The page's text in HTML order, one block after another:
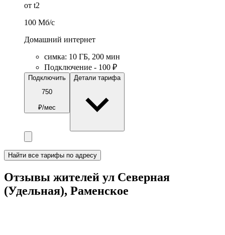
от t2
100 Мб/c
Домашний интернет
симка: 10 ГБ, 200 мин
Подключение - 100 ₽
Подключить
750
₽/мес
Детали тарифа
Найти все тарифы по адресу
Отзывы жителей ул Северная
(Удельная), Раменское